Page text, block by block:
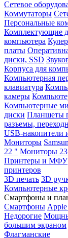
Сетевое
Коммутаторы
Персональные
Комплектующие
компьютера
платы
диски, SSD
Корпуса для
Компьютерная
клавиатура
камеры
Компьютерные
диски Планшеты
разъемы,
USB-накопители
Мониторы
22 " Мониторы
Принтеры и МФУ
принтеров
3D печать 3D
Компьютерные
Смартфоны и
Смартфоны
Недорогие
большим экраном
Флагманские